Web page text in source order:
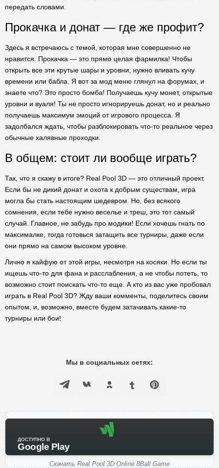
передать словами.
Прокачка и донат — где же профит?
Здесь я встречаюсь с темой, которая мне совершенно не
нравится. Прокачка — это прямо целая фармилка! Чтобы
открыть все эти крутые шары и уровни, нужно вливать кучу
времени или бабла. Я вот за мод меню глянул на форумах, и
знаете что? Это просто бомба! Получаешь кучу монет, открытые
уровни и вуаля! Ты не просто игнорируешь донат, но и реально
получаешь максимум эмоций от игрового процесса. Я
задолбался ждать, чтобы разблокировать что-то реальное через
обычные халявные проходки.
В общем: стоит ли вообще играть?
Так, что я скажу в итоге? Real Pool 3D — это отличный проект.
Если бы не дикий донат и охота к добрым существам, игра
могла бы стать настоящим шедевром. Но, без всякого
сомнения, если тебе нужно веселье и треш, это тот самый
случай. Главное, не забудь про модики! Если хочешь гнать по
максималке, тогда готовься затащить все турниры, даже если
они прямо на самом высоком уровне.
Лично я кайфую от этой игры, несмотря на косяки. Но если ты
ищешь что-то для фана и расслабления, а не чтобы потеть, то
возможно стоит поискать что-то еще. А кто из вас уже пробовал
играть в Real Pool 3D? Жду ваши комменты, поделитесь своим
опытом, и, возможно, вместе будем затачивать какие-то
турниры или бои!
Мы в социальных сетях:
ДОСТУПНО В
Google Play
Скачать Real Pool 3D Online 8Ball Game